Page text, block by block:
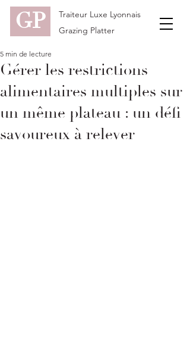
GP
Traiteur Luxe Lyonnais
Grazing Platter
Gérer les restrictions
alimentaires multiples sur
un même plateau : un défi
savoureux à relever
5 min de lecture